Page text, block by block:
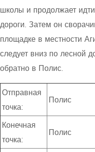
школы и продолжает
дороги. Затем он
площадке в местности
следует вниз по лесной
обратно в Полис.
Отправная
точка:
Полис
Конечная
точка:
Полис